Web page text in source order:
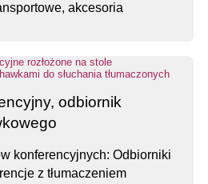
akcesoria
odbiornik
konferencyjnych: Odbiorniki
z tłumaczeniem